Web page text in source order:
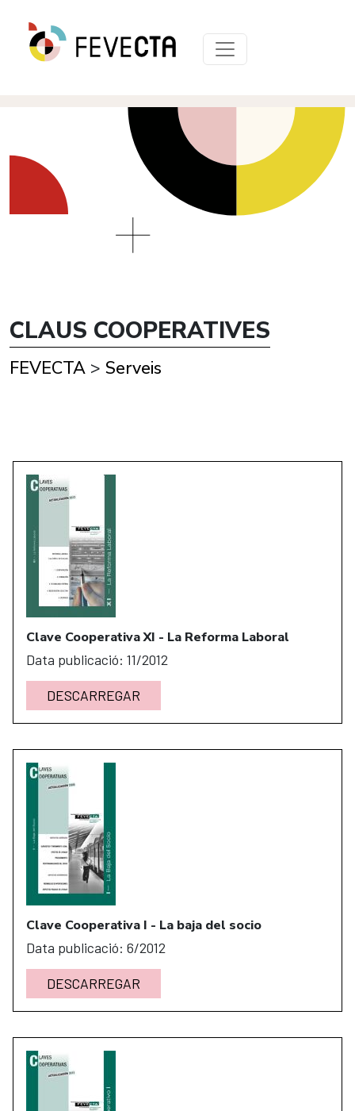
CLAUS COOPERATIVES
FEVECTA > Serveis
Clave Cooperativa XI - La Reforma Laboral
Data publicació: 11/2012
DESCARREGAR
Clave Cooperativa I - La baja del socio
Data publicació: 6/2012
DESCARREGAR